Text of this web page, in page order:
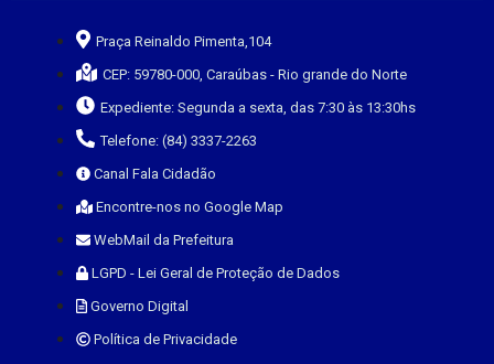
Praça Reinaldo Pimenta,104
CEP: 59780-000, Caraúbas - Rio grande do Norte
Expediente: Segunda a sexta, das 7:30 às 13:30hs
Telefone: (84) 3337-2263
Canal Fala Cidadão
Encontre-nos no Google Map
WebMail da Prefeitura
LGPD - Lei Geral de Proteção de Dados
Governo Digital
Política de Privacidade